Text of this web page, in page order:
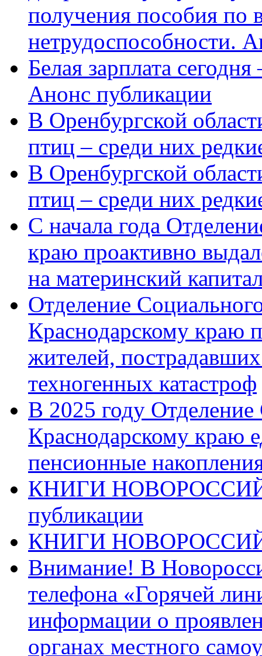
получения пособия по
нетрудоспособности.
Белая зарплата
Анонс публикации
В Оренбургской
птиц – среди них
В Оренбургской
птиц – среди них
С начала года
краю проактивно
на материнский
Отделение
Краснодарскому краю
жителей,
техногенных катастроф
В 2025 году
Краснодарскому краю
пенсионные
КНИГИ
публикации
КНИГИ
Внимание! В
телефона «Горячей
информации о
органах местного